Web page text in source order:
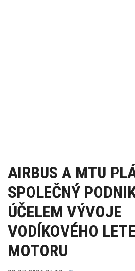
AIRBUS A MTU
SPOLEČNÝ
ÚČELEM VÝVOJE
VODÍKOVÉHO
MOTORU